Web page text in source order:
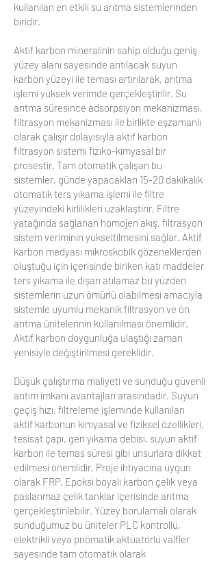
kullanılan en etkili su arıtma sistemlerinden
biridir.
Aktif karbon mineralinin sahip olduğu geniş
yüzey alanı sayesinde arıtılacak suyun
karbon yüzeyi ile teması artırılarak, arıtma
işlemi yüksek verimde gerçekleştirilir. Su
arıtma süresince adsorpsiyon mekanizması,
filtrasyon mekanizması ile birlikte eşzamanlı
olarak çalışır dolayısıyla aktif karbon
filtrasyon sistemi fiziko-kimyasal bir
prosestir. Tam otomatik çalışan bu
sistemler, günde yapacakları 15-20 dakikalık
otomatik ters yıkama işlemi ile filtre
yüzeyindeki kirlilikleri uzaklaştırır. Filtre
yatağında sağlanan homojen akış, filtrasyon
sistem veriminin yükseltilmesini sağlar. Aktif
karbon medyası mikroskobik gözeneklerden
oluştuğu için içerisinde biriken katı maddeler
ters yıkama ile dışarı atılamaz bu yüzden
sistemlerin uzun ömürlü olabilmesi amacıyla
sistemle uyumlu mekanik filtrasyon ve ön
arıtma ünitelerinin kullanılması önemlidir.
Aktif karbon doygunluğa ulaştığı zaman
yenisiyle değiştirilmesi gereklidir.
Düşük çalıştırma maliyeti ve sunduğu güvenli
arıtım imkanı avantajları arasındadır. Suyun
geçiş hızı, filtreleme işleminde kullanılan
aktif karbonun kimyasal ve fiziksel özellikleri,
tesisat çapı, geri yıkama debisi, suyun aktif
karbon ile temas süresi gibi unsurlara dikkat
edilmesi önemlidir. Proje ihtiyacına uygun
olarak FRP, Epoksi boyalı karbon çelik veya
paslanmaz çelik tanklar içerisinde arıtma
gerçekleştirilebilir. Yüzey borulamalı olarak
sunduğumuz bu üniteler PLC kontrollü,
elektrikli veya pnömatik aktüatörlü valfler
sayesinde tam otomatik olarak